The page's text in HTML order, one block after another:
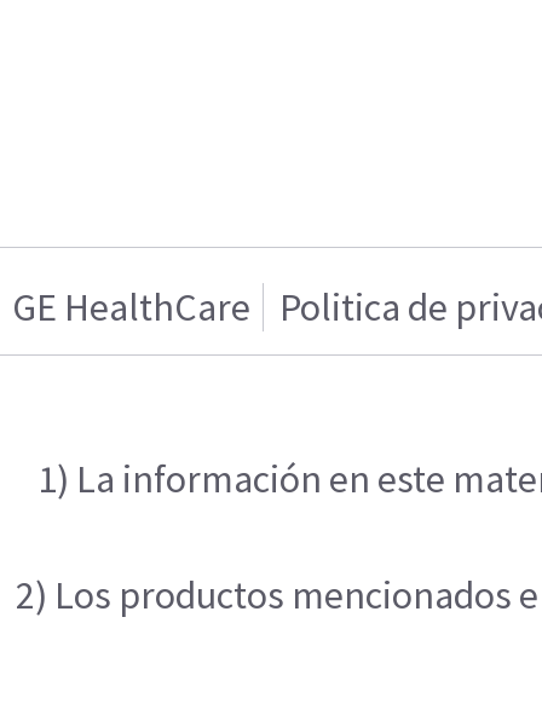
GE HealthCare Politica de
1) La información en este
2) Los productos mencionados